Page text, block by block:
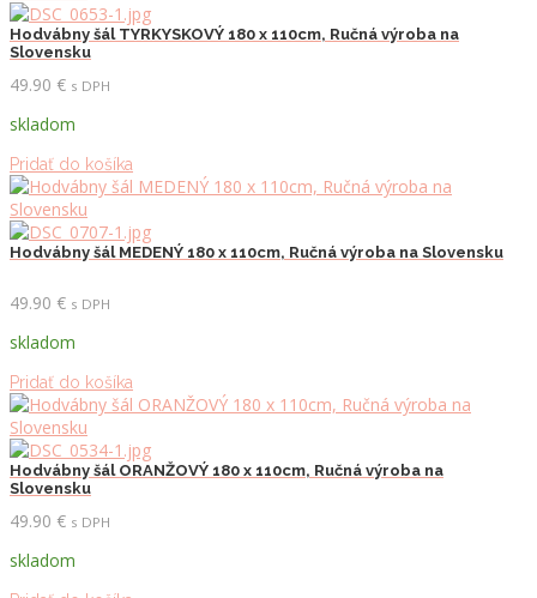
Hodvábny šál TYRKYSKOVÝ 180 x 110cm, Ručná výroba na
Slovensku
49.90 € s DPH
skladom
Pridať do košíka
Hodvábny šál MEDENÝ 180 x 110cm, Ručná výroba na Slovensku
49.90 € s DPH
skladom
Pridať do košíka
Hodvábny šál ORANŽOVÝ 180 x 110cm, Ručná výroba na
Slovensku
49.90 € s DPH
skladom